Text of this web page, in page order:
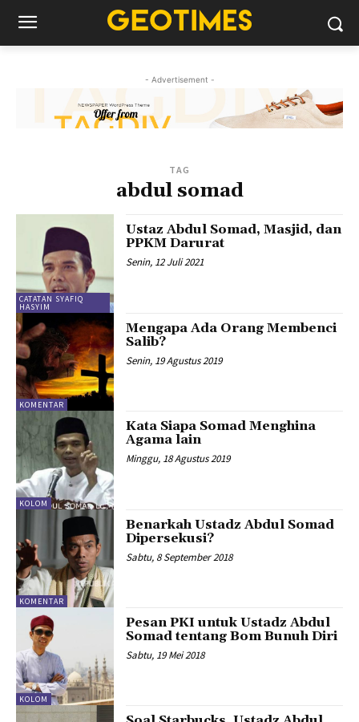
- Advertisement -
TAG
abdul somad
CATATAN SYAFIQ
HASYIM
Ustaz Abdul Somad, Masjid, dan
PPKM Darurat
Senin, 12 Juli 2021
KOMENTAR
Mengapa Ada Orang Membenci
Salib?
Senin, 19 Agustus 2019
KOLOM
Kata Siapa Somad Menghina
Agama lain
Minggu, 18 Agustus 2019
KOMENTAR
Benarkah Ustadz Abdul Somad
Dipersekusi?
Sabtu, 8 September 2018
KOLOM
Pesan PKI untuk Ustadz Abdul
Somad tentang Bom Bunuh Diri
Sabtu, 19 Mei 2018